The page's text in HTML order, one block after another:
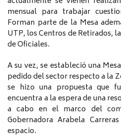
mensual para trabajar
Forman parte de la Mesa
UTP, los Centros de Retirados,
de Oficiales.
A su vez, se estableció una
pedido del sector respecto a la
se hizo una propuesta que
encuentra a la espera de una
a cabo en el marco del
Gobernadora Arabela
espacio.